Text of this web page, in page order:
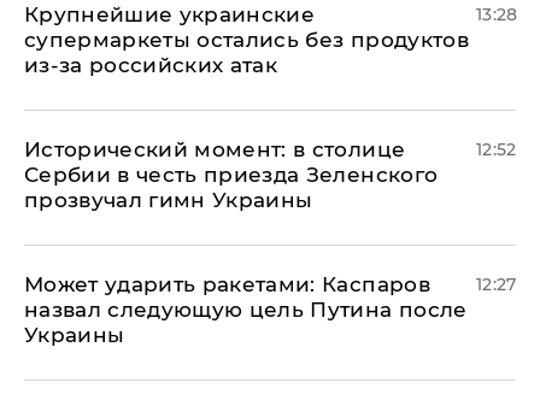
Крупнейшие украинские
супермаркеты остались без продуктов
из-за российских атак
13:28
Исторический момент: в столице
Сербии в честь приезда Зеленского
прозвучал гимн Украины
12:52
Может ударить ракетами: Каспаров
назвал следующую цель Путина после
Украины
12:27